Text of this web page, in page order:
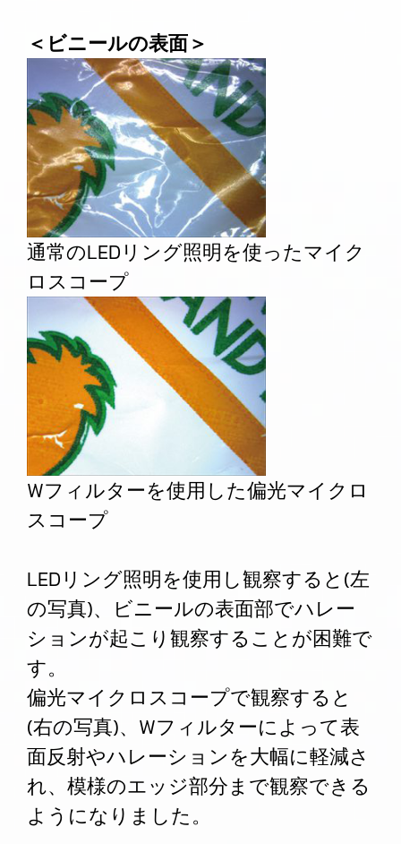
＜ビニールの表面＞
通常のLEDリング照明を使ったマイク
ロスコープ
Wフィルターを使用した偏光マイクロ
スコープ
LEDリング照明を使用し観察すると(左
の写真)、ビニールの表面部でハレー
ションが起こり観察することが困難で
す。
偏光マイクロスコープで観察すると
(右の写真)、Wフィルターによって表
面反射やハレーションを大幅に軽減さ
れ、模様のエッジ部分まで観察できる
ようになりました。